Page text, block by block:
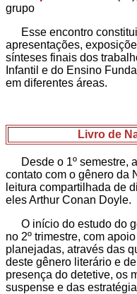
grupo
Esse encontro
apresentações,
sínteses finais dos
Infantil e do Ensino
em diferentes áreas.
Livro de
Desde o 1º semestre,
contato com o gênero da
leitura compartilhada de
eles Arthur Conan Doyle.
O início do estudo do
no 2º trimestre, com
planejadas, através das
deste gênero literário e
presença do detetive, os
suspense e das